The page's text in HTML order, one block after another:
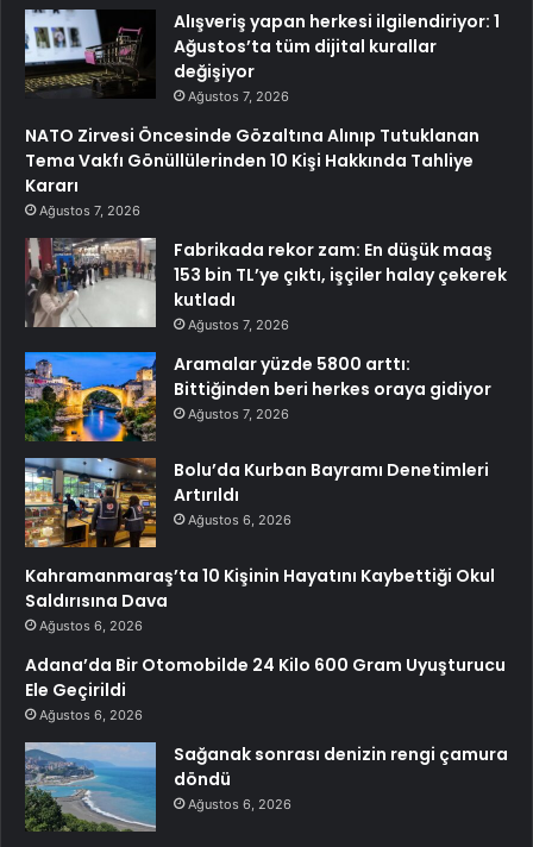
Alışveriş yapan herkesi ilgilendiriyor: 1
Ağustos’ta tüm dijital kurallar
değişiyor
Ağustos 7, 2026
NATO Zirvesi Öncesinde Gözaltına Alınıp Tutuklanan
Tema Vakfı Gönüllülerinden 10 Kişi Hakkında Tahliye
Kararı
Ağustos 7, 2026
Fabrikada rekor zam: En düşük maaş
153 bin TL’ye çıktı, işçiler halay çekerek
kutladı
Ağustos 7, 2026
Aramalar yüzde 5800 arttı:
Bittiğinden beri herkes oraya gidiyor
Ağustos 7, 2026
Bolu’da Kurban Bayramı Denetimleri
Artırıldı
Ağustos 6, 2026
Kahramanmaraş’ta 10 Kişinin Hayatını Kaybettiği Okul
Saldırısına Dava
Ağustos 6, 2026
Adana’da Bir Otomobilde 24 Kilo 600 Gram Uyuşturucu
Ele Geçirildi
Ağustos 6, 2026
Sağanak sonrası denizin rengi çamura
döndü
Ağustos 6, 2026